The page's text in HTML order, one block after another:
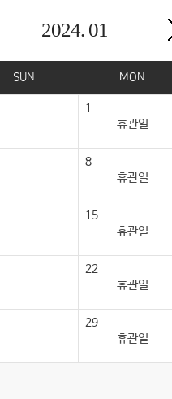
2024. 01
SUN MON
1
휴관일
8
휴관일
15
휴관일
22
휴관일
29
휴관일